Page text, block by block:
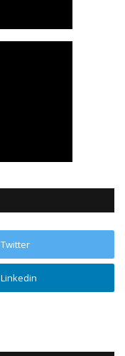
Twitter
Linkedin